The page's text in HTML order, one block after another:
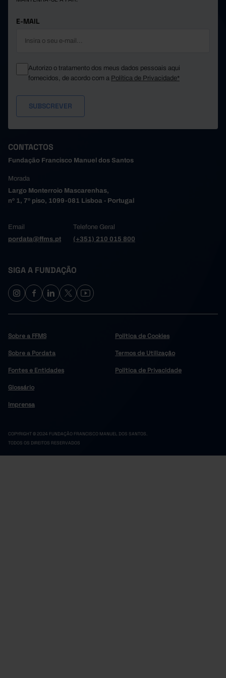
E-MAIL
Autorizo o tratamento dos meus dados pessoais aqui
fornecidos, de acordo com a Política de Privacidade*
CONTACTOS
Fundação Francisco Manuel dos Santos
Morada
Largo Monterroio Mascarenhas,
nº 1, 7º piso, 1099-081 Lisboa - Portugal
Email
pordata@ffms.pt
Telefone Geral
(+351) 210 015 800
SIGA A FUNDAÇÃO
Sobre a FFMS
Sobre a Pordata
Fontes e Entidades
Glossário
Imprensa
Política de Cookies
Termos de Utilização
Política de Privacidade
COPYRIGHT © 2024 FUNDAÇÃO FRANCISCO MANUEL DOS SANTOS.
TODOS OS DIREITOS RESERVADOS